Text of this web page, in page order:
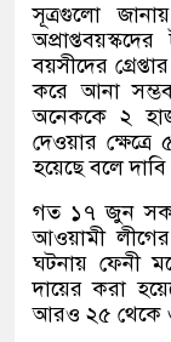
সূত্রগুলো
বয়সীদের
করে আনা
অনেককে ২
দেওয়ার
হয়েছে বলে
গত ১৭ জুন
আওয়ামী
ঘটনায় ফেনী
দায়ের করা
আরও ২৫ থেকে